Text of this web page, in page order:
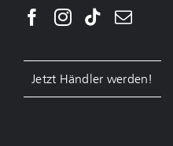
Jetzt Händler werden!